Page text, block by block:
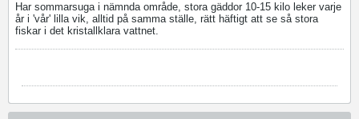
Har sommarsuga i nämnda område, stora gäddor 10-15 kilo leker varje
år i 'vår' lilla vik, alltid på samma ställe, rätt häftigt att se så stora
fiskar i det kristallklara vattnet.